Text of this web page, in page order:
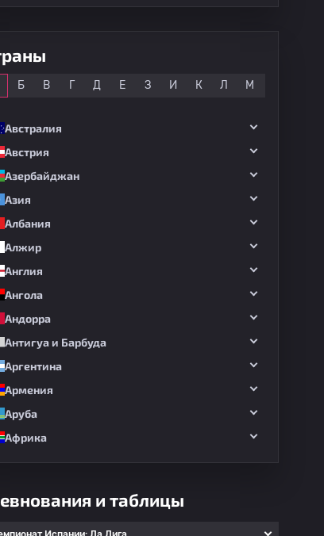
Б В Г Д Е З И К Л М
Австралия
Австрия
Азербайджан
Азия
Албания
Алжир
Англия
Ангола
Андорра
Антигуа и Барбуда
Аргентина
Армения
Аруба
Африка
и таблицы